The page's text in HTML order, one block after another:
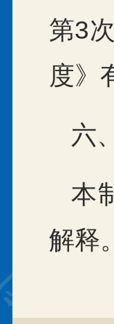
第3
度》
六
本
解释。